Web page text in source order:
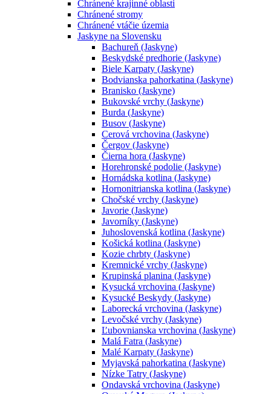
Chránené krajinné oblasti
Chránené stromy
Chránené vtáčie územia
Jaskyne na Slovensku
Bachureň (Jaskyne)
Beskydské predhorie (Jaskyne)
Biele Karpaty (Jaskyne)
Bodvianska pahorkatina (Jaskyne)
Branisko (Jaskyne)
Bukovské vrchy (Jaskyne)
Burda (Jaskyne)
Busov (Jaskyne)
Cerová vrchovina (Jaskyne)
Čergov (Jaskyne)
Čierna hora (Jaskyne)
Horehronské podolie (Jaskyne)
Hornádska kotlina (Jaskyne)
Hornonitrianska kotlina (Jaskyne)
Chočské vrchy (Jaskyne)
Javorie (Jaskyne)
Javorníky (Jaskyne)
Juhoslovenská kotlina (Jaskyne)
Košická kotlina (Jaskyne)
Kozie chrbty (Jaskyne)
Kremnické vrchy (Jaskyne)
Krupinská planina (Jaskyne)
Kysucká vrchovina (Jaskyne)
Kysucké Beskydy (Jaskyne)
Laborecká vrchovina (Jaskyne)
Levočské vrchy (Jaskyne)
Ľubovnianska vrchovina (Jaskyne)
Malá Fatra (Jaskyne)
Malé Karpaty (Jaskyne)
Myjavská pahorkatina (Jaskyne)
Nízke Tatry (Jaskyne)
Ondavská vrchovina (Jaskyne)